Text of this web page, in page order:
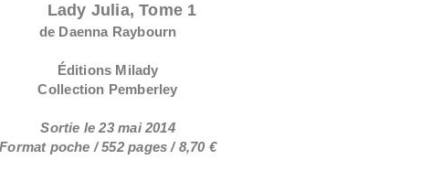
Lady Julia, Tome 1
de Daenna Raybourn
Éditions Milady
Collection Pemberley
Sortie le 23 mai 2014
Format poche / 552 pages / 8,70 €